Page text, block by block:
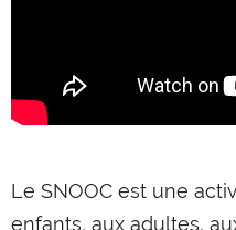
Le SNOOC est une
enfants, aux adultes,